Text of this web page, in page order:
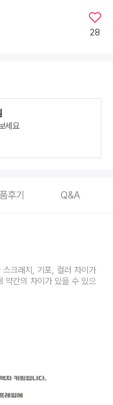
28
세요
후기 Q&A
크래치, 기포, 컬러 차이가
약간의 차이가 있을 수 있으